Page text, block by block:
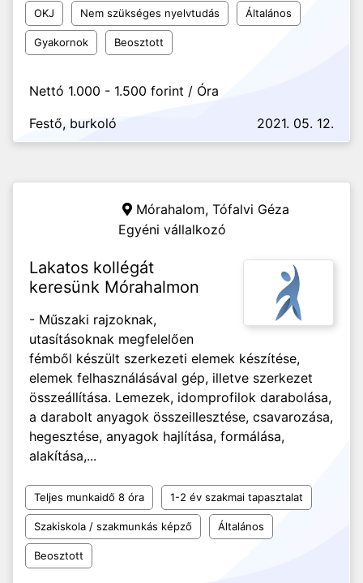
OKJ Nem szükséges nyelvtudás Általános
Gyakornok Beosztott
Nettó 1.000 - 1.500 forint / Óra
Festő, burkoló
2021. 05. 12.
Mórahalom, Tófalvi Géza
Egyéni vállalkozó
Lakatos kollégát
keresünk Mórahalmon
- Műszaki rajzoknak,
utasításoknak megfelelően
fémből készült szerkezeti elemek készítése,
elemek felhasználásával gép, illetve szerkezet
összeállítása. Lemezek, idomprofilok darabolása,
a darabolt anyagok összeillesztése, csavarozása,
hegesztése, anyagok hajlítása, formálása,
alakítása,...
Teljes munkaidő 8 óra 1-2 év szakmai tapasztalat
Szakiskola / szakmunkás képző Általános
Beosztott